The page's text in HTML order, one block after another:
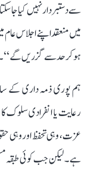
میں منعقد اپنے اجلاس
ہوکر حد سے گزریں
ہم پوری ذمہ داری کے
رعایت یا انفرادی سلوک
عزت، وہی تحفظ اور وہی
ہے۔ لیکن جب کوئی طبقہ